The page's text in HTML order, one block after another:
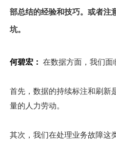
部总结的经验和技巧。或者注
坑。
何碧宏： 在数据方面，我们面
首先，数据的持续标注和刷新
量的人力劳动。
其次，我们在处理业务故障这